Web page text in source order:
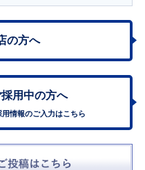
の方へ
採用中の方へ
情報のご入力はこちら